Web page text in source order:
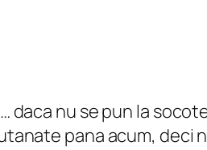
daca nu se pun la
pana acum, deci